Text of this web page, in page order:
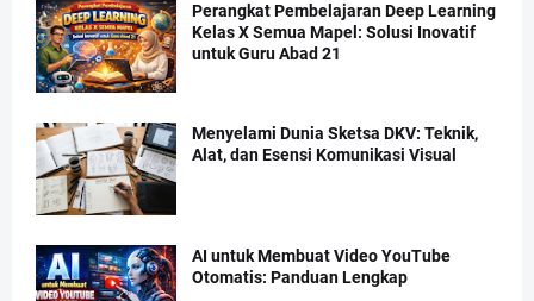
Perangkat Pembelajaran Deep Learning
Kelas X Semua Mapel: Solusi Inovatif
untuk Guru Abad 21
Menyelami Dunia Sketsa DKV: Teknik,
Alat, dan Esensi Komunikasi Visual
AI untuk Membuat Video YouTube
Otomatis: Panduan Lengkap